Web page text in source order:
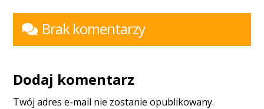
Brak komentarzy
Dodaj komentarz
Twój adres e-mail nie zostanie opublikowany.